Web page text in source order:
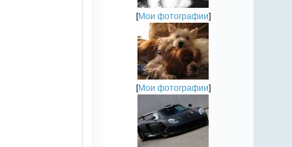
[Мои фотографии]
[Мои фотографии]